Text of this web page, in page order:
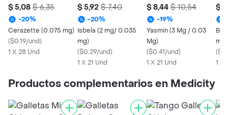
$ 5,08 $ 6,35
-20%
Cerazette (0.075 mg)
($0.19/und)
1 X 28 Und
$ 5,92 $ 7,40
-20%
Isbela (2 mg/ 0.035
mg)
($0.29/und)
1 X 21 Und
$ 8,44 $ 10,54
-19%
Yasmin (3 Mg / 0.03
Mg)
($0.41/und)
1 X 21 Und
$
mg)
(
1 X
Productos complementarios en Medicity